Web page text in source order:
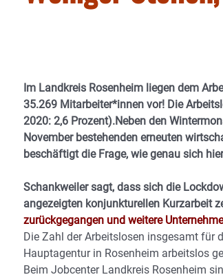
Im Landkreis Rosenheim liegen dem
35.269 Mitarbeiter*innen vor! Die
2020: 2,6 Prozent).Neben den
November bestehenden erneuten
beschäftigt die Frage, wie genau sich
Schankweiler sagt, dass sich die
angezeigten konjunkturellen Kurzarbeit
zurückgegangen und weitere
Die Zahl der Arbeitslosen insgesamt für
Hauptagentur in Rosenheim arbeitslos
Beim Jobcenter Landkreis Rosenheim